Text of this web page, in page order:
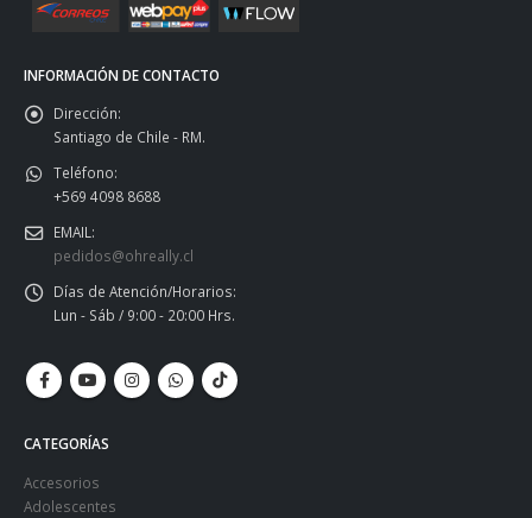
INFORMACIÓN DE CONTACTO
Dirección:
Santiago de Chile - RM.
Teléfono:
+569 4098 8688
EMAIL:
pedidos@ohreally.cl
Días de Atención/Horarios:
Lun - Sáb / 9:00 - 20:00 Hrs.
CATEGORÍAS
Accesorios
Adolescentes